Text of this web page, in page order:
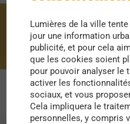
Lumières de la ville
jour une information
publicité, et pour cela
que les cookies soient
pour pouvoir analyser le
activer les
sociaux, et vous
Cela impliquera le
personnelles, y compris